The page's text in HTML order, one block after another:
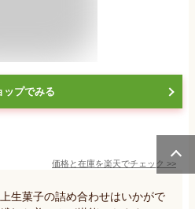
ップでみる
価格と在庫を楽天でチェック >>
生菓子の詰め合わせはいかがで